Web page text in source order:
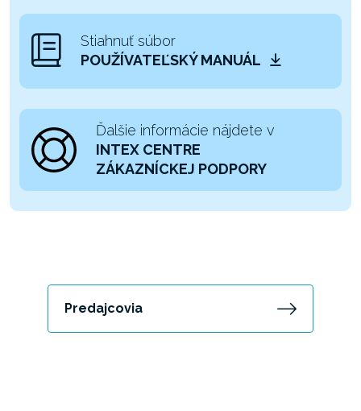
Stiahnuť súbor
POUŽÍVATEĽSKÝ MANUÁL
Ďalšie informácie nájdete v
INTEX CENTRE
ZÁKAZNÍCKEJ PODPORY
Predajcovia